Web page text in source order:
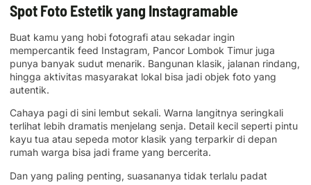
Spot Foto Estetik yang Instagramable
Buat kamu yang hobi fotografi atau sekadar ingin
mempercantik feed Instagram, Pancor Lombok Timur juga
punya banyak sudut menarik. Bangunan klasik, jalanan rindang,
hingga aktivitas masyarakat lokal bisa jadi objek foto yang
autentik.
Cahaya pagi di sini lembut sekali. Warna langitnya seringkali
terlihat lebih dramatis menjelang senja. Detail kecil seperti pintu
kayu tua atau sepeda motor klasik yang terparkir di depan
rumah warga bisa jadi frame yang bercerita.
Dan yang paling penting, suasananya tidak terlalu padat